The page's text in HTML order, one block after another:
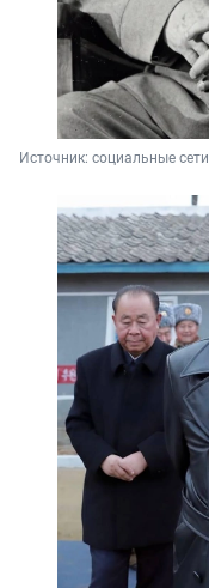
Источник: социальные сети